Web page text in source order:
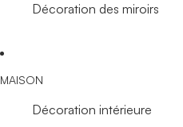
Décoration des miroirs
MAISON
Décoration intérieure